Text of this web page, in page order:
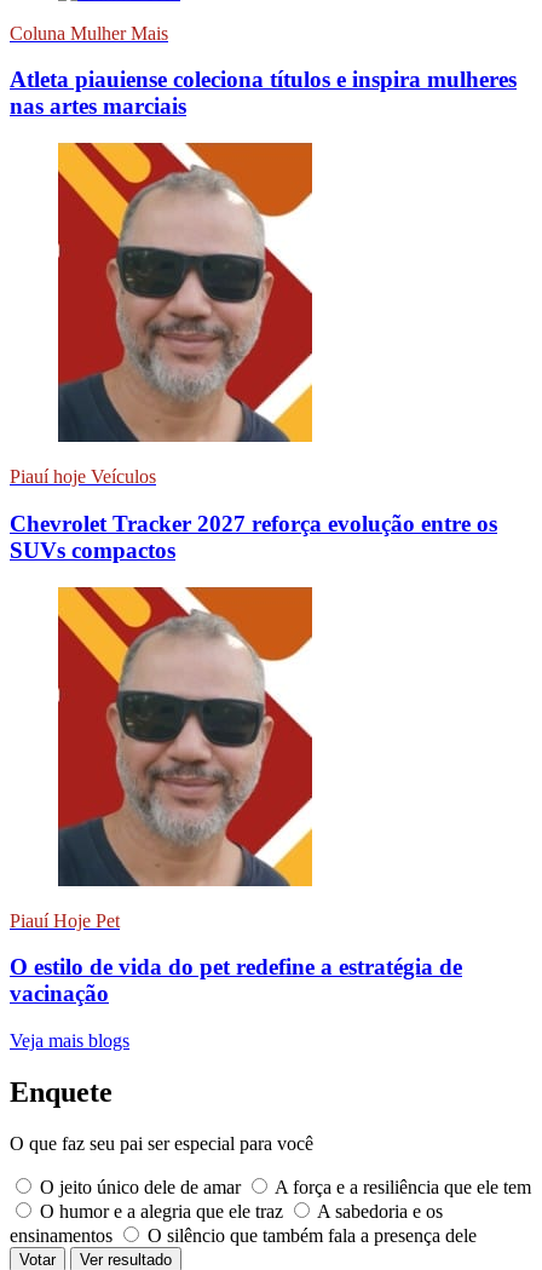
Coluna Mulher Mais
Atleta piauiense coleciona títulos e inspira mulheres
nas artes marciais
Piauí hoje Veículos
Chevrolet Tracker 2027 reforça evolução entre os
SUVs compactos
Piauí Hoje Pet
O estilo de vida do pet redefine a estratégia de
vacinação
Veja mais blogs
Enquete
O que faz seu pai ser especial para você
O jeito único dele de amar
A força e a resiliência que ele tem
O humor e a alegria que ele traz
A sabedoria e os
ensinamentos
O silêncio que também fala a presença dele
Votar Ver resultado